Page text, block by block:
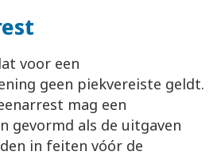
voor een
geen piekvereiste geldt.
mag een
gevormd als de uitgaven
in feiten vóór de